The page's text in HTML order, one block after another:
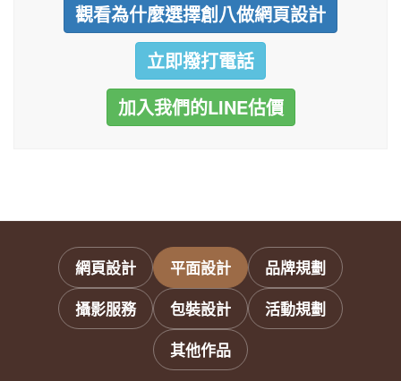
觀看為什麼選擇創八做網頁設計
立即撥打電話
加入我們的LINE估價
網頁設計 平面設計
品牌規劃
攝影服務
包裝設計
活動規劃
其他作品